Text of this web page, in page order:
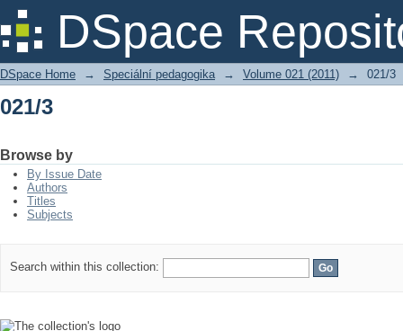
DSpace
021/3
DSpace Home → Speciální pedagogika → Volume 021 (2011) → 021/3
021/3
Browse by
By Issue Date
Authors
Titles
Subjects
Search within this collection: